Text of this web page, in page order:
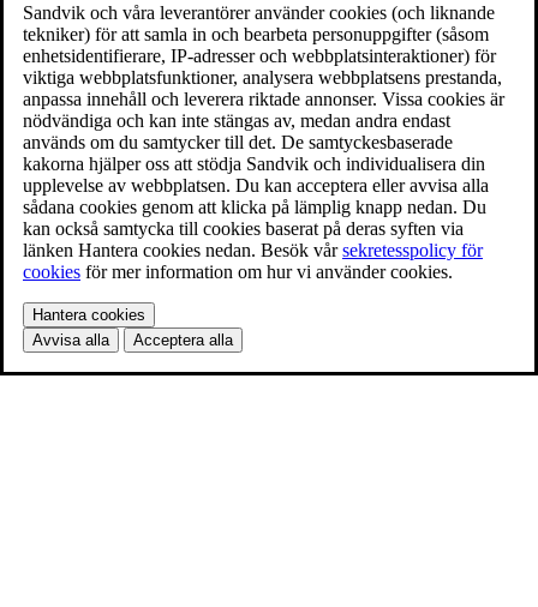
Sandvik och våra leverantörer använder cookies (och liknande
tekniker) för att samla in och bearbeta personuppgifter (såsom
enhetsidentifierare, IP-adresser och webbplatsinteraktioner) för
viktiga webbplatsfunktioner, analysera webbplatsens prestanda,
anpassa innehåll och leverera riktade annonser. Vissa cookies är
nödvändiga och kan inte stängas av, medan andra endast
används om du samtycker till det. De samtyckesbaserade
kakorna hjälper oss att stödja Sandvik och individualisera din
upplevelse av webbplatsen. Du kan acceptera eller avvisa alla
sådana cookies genom att klicka på lämplig knapp nedan. Du
kan också samtycka till cookies baserat på deras syften via
länken Hantera cookies nedan. Besök vårsekretesspolicy för
cookies för mer information om hur vi använder cookies.
Hantera cookies
Avvisa alla
Acceptera alla